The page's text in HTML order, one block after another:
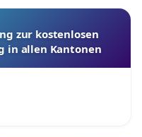
zur kostenlosen
in allen Kantonen